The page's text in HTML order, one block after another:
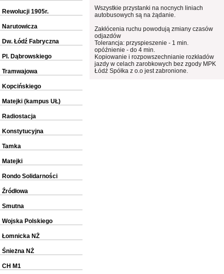
Wszystkie przystanki na nocnych liniach
autobusowych są na żądanie.
Zakłócenia ruchu powodują zmiany czasów
odjazdów
Tolerancja: przyspieszenie - 1 min.
opóźnienie - do 4 min.
Kopiowanie i rozpowszechnianie rozkładów
jazdy w celach zarobkowych bez zgody MPK
Łódź Spółka z o.o jest zabronione.
Rewolucji 1905r.
Narutowicza
Dw. Łódź Fabryczna
Pl. Dąbrowskiego
Tramwajowa
Kopcińskiego
Matejki (kampus UŁ)
Radiostacja
Konstytucyjna
Tamka
Matejki
Rondo Solidarności
Źródłowa
Smutna
Wojska Polskiego
Łomnicka NŻ
Śnieżna NŻ
CH M1